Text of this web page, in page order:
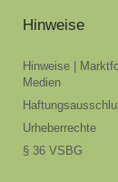
Hinweise
Hinweise |
Medien
Urheberrechte
§ 36 VSBG